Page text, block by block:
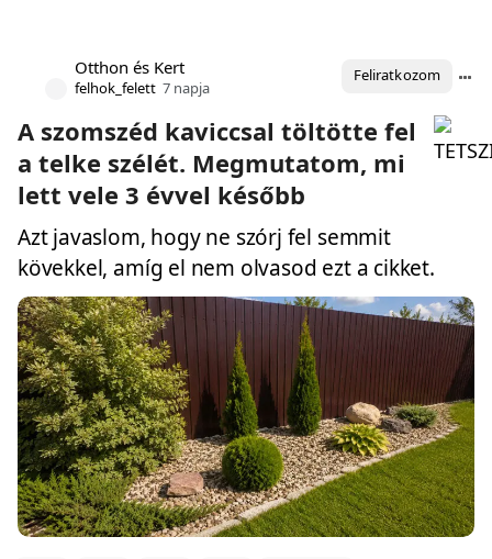
Otthon és Kert
felhok_felett 7 napja
Feliratkozom
A szomszéd kaviccsal töltötte fel
a telke szélét. Megmutatom, mi
lett vele 3 évvel később
Azt javaslom, hogy ne szórj fel semmit
kövekkel, amíg el nem olvasod ezt a cikket.